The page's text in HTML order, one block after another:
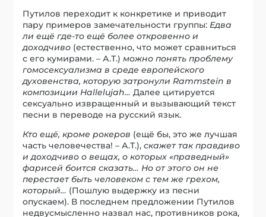
Путилов переходит к конкретике и приводит
пару примеров замечательности группы: Едва
ли ещё где-то ещё более откровенно и
доходчиво (естественно, что может сравниться
с его кумирами. – А.Т.)можно понять проблему
гомосексуализма в среде европейского
духовенства, которую затронули Rammstein в
композиции Hallelujah…Далее цитируется
сексуально извращенный и вызывающий текст
песни в переводе на русский язык.
Кто ещё, кроме рокеров (ещё бы, это же лучшая
часть человечества! – А.Т.),скажет так правдиво
и доходчиво о вещах, о которых «праведный»
фарисей боится сказать… Но от этого он не
перестает быть человеком с тем же грехом,
который… (Пошлую выдержку из песни
опускаем). В последнем предложении Путилов
недвусмысленно назвал нас, противников рока,